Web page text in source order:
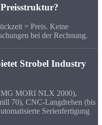
= Preis. Keine
bei der Rechnung.
Strobel Industry
MORI NLX 2000),
70), CNC-Langdrehen (bis
Serienfertigung